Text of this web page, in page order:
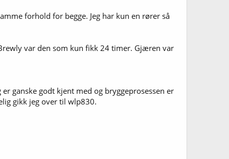
forhold for begge. Jeg har kun en rører så
var den som kun fikk 24 timer. Gjæren var
ganske godt kjent med og bryggeprosessen er
gikk jeg over til wlp830.